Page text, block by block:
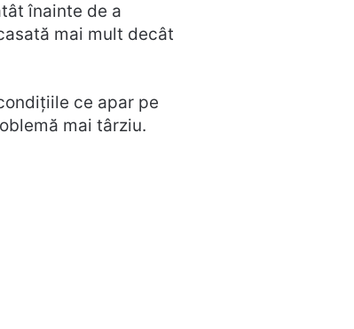
înainte de a
mai mult decât
ce apar pe
mai târziu.